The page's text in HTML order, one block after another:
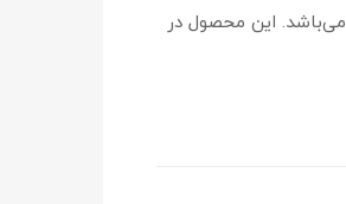
ولتاژ نامی استپ موتور با گشتاور 28 کیلوگرم 12.8 ولت و جریان آن 3 آمپر است. اندازه فلنچ 57*57 میلی متر و ترک آن 2.7 Nm با کلاس عایق b می‌باشد. این محصول در